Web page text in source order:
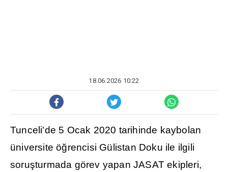
18.06.2026 10:22
Tunceli'de 5 Ocak 2020 tarihinde kaybolan
üniversite öğrencisi Gülistan Doku ile ilgili
soruşturmada görev yapan JASAT ekipleri,